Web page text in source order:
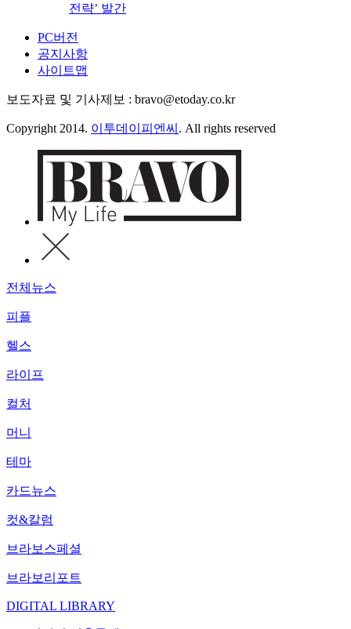
전략’ 발간
PC버전
공지사항
사이트맵
보도자료 및 기사제보 : bravo@etoday.co.kr
Copyright 2014. 이투데이피엔씨 . All rights reserved
전체뉴스
피플
헬스
라이프
컬처
머니
테마
카드뉴스
컷&칼럼
브라보스페셜
브라보리포트
DIGITAL LIBRARY